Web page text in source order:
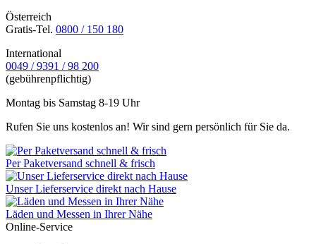
Österreich
Gratis-Tel. 0800 / 150 180
International
0049 / 9391 / 98 200
(gebührenpflichtig)
Montag bis Samstag 8-19 Uhr
Rufen Sie uns kostenlos an! Wir sind gern persönlich für Sie da.
Per Paketversand schnell & frisch
Unser Lieferservice direkt nach Hause
Läden und Messen in Ihrer Nähe
Online-Service